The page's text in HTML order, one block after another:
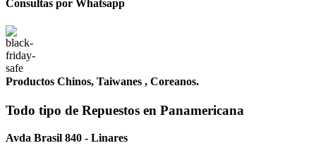
Consultas por Whatsapp
Productos Chinos, Taiwanes , Coreanos.
Todo tipo de Repuestos en Panamericana
Avda Brasil 840 - Linares